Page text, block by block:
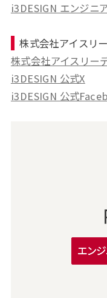
i3DESIGN エンジニ
株式会社アイスリ
株式会社アイスリー
i3DESIGN 公式X
i3DESIGN 公式